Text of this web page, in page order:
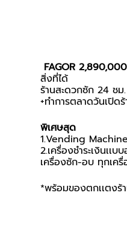
FAGOR
สิ่งที่ได้
ร้านสะดวกซัก 24 ชม
+ทำการตลาดวันเปิด
พิเศษสุด
1.Vending
2.เครื่องชำระเงินเ
เครื่องซัก-อบ ทุกเครื่
*พร้อมของตกเเตงร้